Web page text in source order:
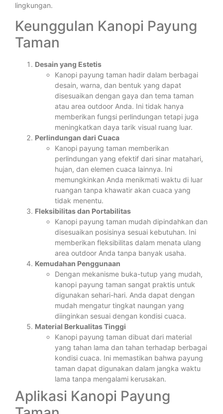
lingkungan.
Keunggulan Kanopi Payung
Taman
Desain yang Estetis
Kanopi payung taman hadir dalam berbagai
desain, warna, dan bentuk yang dapat
disesuaikan dengan gaya dan tema taman
atau area outdoor Anda. Ini tidak hanya
memberikan fungsi perlindungan tetapi juga
meningkatkan daya tarik visual ruang luar.
Perlindungan dari Cuaca
Kanopi payung taman memberikan
perlindungan yang efektif dari sinar matahari,
hujan, dan elemen cuaca lainnya. Ini
memungkinkan Anda menikmati waktu di luar
ruangan tanpa khawatir akan cuaca yang
tidak menentu.
Fleksibilitas dan Portabilitas
Kanopi payung taman mudah dipindahkan dan
disesuaikan posisinya sesuai kebutuhan. Ini
memberikan fleksibilitas dalam menata ulang
area outdoor Anda tanpa banyak usaha.
Kemudahan Penggunaan
Dengan mekanisme buka-tutup yang mudah,
kanopi payung taman sangat praktis untuk
digunakan sehari-hari. Anda dapat dengan
mudah mengatur tingkat naungan yang
diinginkan sesuai dengan kondisi cuaca.
Material Berkualitas Tinggi
Kanopi payung taman dibuat dari material
yang tahan lama dan tahan terhadap berbagai
kondisi cuaca. Ini memastikan bahwa payung
taman dapat digunakan dalam jangka waktu
lama tanpa mengalami kerusakan.
Aplikasi Kanopi Payung